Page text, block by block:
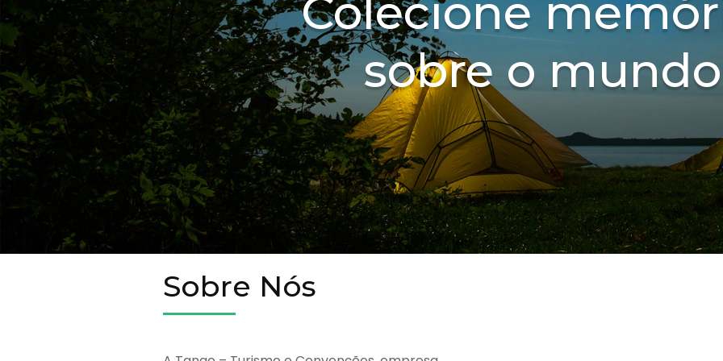
Colecione
sobre o mundo
Sobre Nós